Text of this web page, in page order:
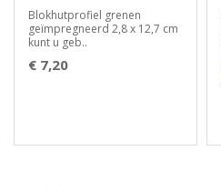
Blokhutprofiel grenen
geïmpregneerd 2,8 x 12,7 cm
kunt u geb..
€ 7,20